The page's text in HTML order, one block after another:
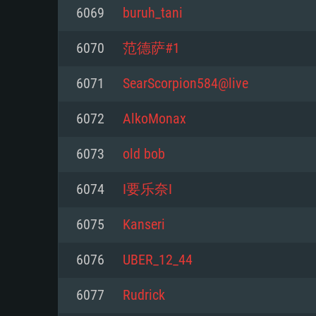
Mínimo
77XX / NVIDIA GeForce GTX
mínima suportada: 720p
Network: Internet de banda larga.
Mínimo
mais recente
Processador: Core i5 2.2GHz
não suportado)
Memória: 6 GB
Placa Gráfica: Intel Iris Pro 5200
mínima suportada: 720p com
Mínimo
do Linux de 64bit
Processador: Dual-Core 2.4 GHz
Memória: 4 GB
Placa Gráfica: NVIDIA 660 com
recentes (não mais de 6
Vulkan (não mais de 6 meses);
6069 buruh_tani
6070 范德萨#1
6071 SearScorpion584@live
6072 AlkoMonax
6073 old bob
6074 I要乐奈I
6075 Kanseri
6076 UBER_12_44
6077 Rudrick